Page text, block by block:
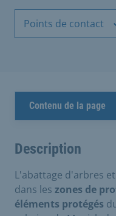
Points de contact
Contenu de la page
Description
L'abattage d'arbres
dans les zones de
éléments protégés